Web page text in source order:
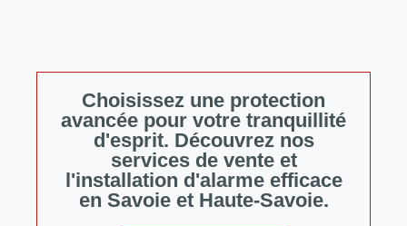
Choisissez une protection
avancée pour votre tranquillité
d'esprit. Découvrez nos
services de vente et
l'installation d'alarme efficace
en Savoie et Haute-Savoie.